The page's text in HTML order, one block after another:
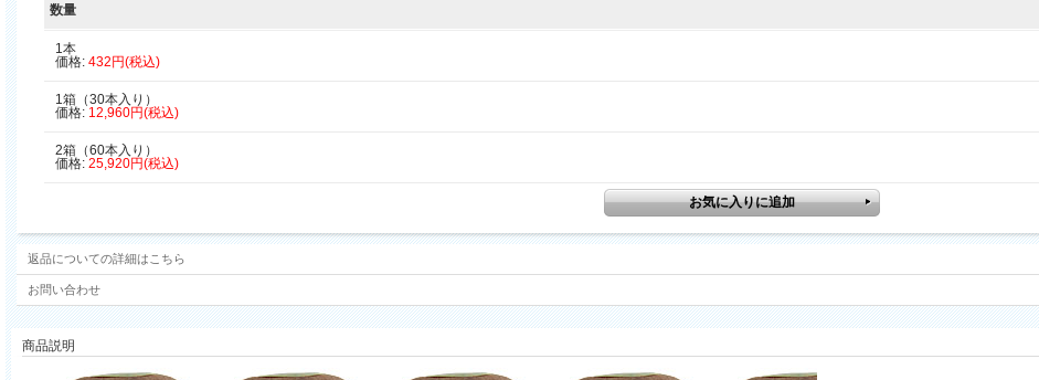
数量
1本
価格: 432円(税込)
1箱（30本入り）
価格: 12,960円(税込)
2箱（60本入り）
価格: 25,920円(税込)
返品についての詳細はこちら
お問い合わせ
商品説明